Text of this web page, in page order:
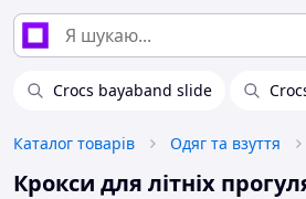
Crocs bayaband slide
Каталог товарів Одяг та взуття
Крокси для літніх